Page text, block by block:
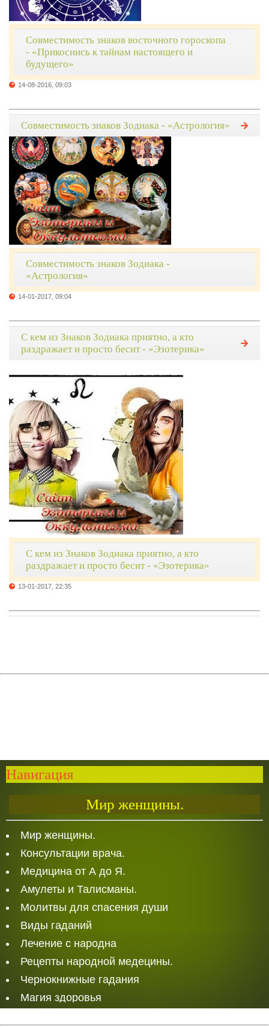
Совместимость знаков восточного гороскопа
- «Прикоснись к тайнам настоящего и
будущего»
14-08-2016, 09:03
Совместимость знаков Зодиака - «Астрология»
Совместимость знаков Зодиака -
«Астрология»
14-01-2017, 09:04
С кем из Знаков Зодиака приятно, а кто
раздражает и просто бесит - «Эзотерика»
С кем из Знаков Зодиака приятно, а кто
раздражает и просто бесит - «Эзотерика»
13-01-2017, 22:35
Навигация
Мир женщины.
Мир женщины.
Консультации врача.
Медицина от А до Я.
Амулеты и Талисманы.
Молитвы для спасения души
Виды гаданий
Лечение с народна
Рецепты народной медецины.
Чернокнижные гадания
Магия здоровья